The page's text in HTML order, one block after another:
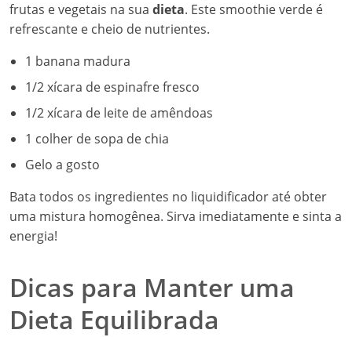
frutas e vegetais na sua dieta. Este smoothie verde é
refrescante e cheio de nutrientes.
1 banana madura
1/2 xícara de espinafre fresco
1/2 xícara de leite de amêndoas
1 colher de sopa de chia
Gelo a gosto
Bata todos os ingredientes no liquidificador até obter
uma mistura homogênea. Sirva imediatamente e sinta a
energia!
Dicas para Manter uma
Dieta Equilibrada